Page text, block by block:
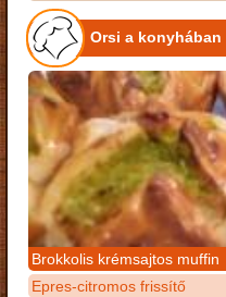
Orsi a konyhában
Brokkolis krémsajtos muffin
Epres-citromos frissítő